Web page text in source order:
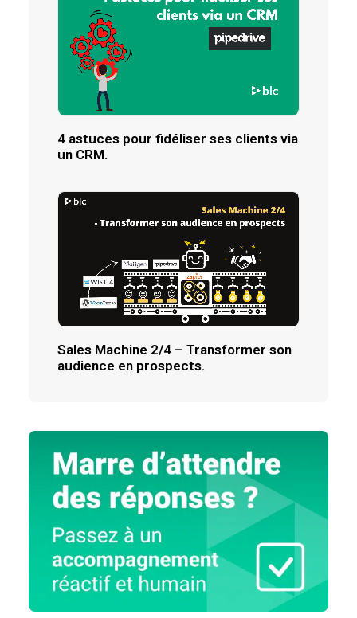
4 astuces pour fidéliser ses clients via
un CRM.
Sales Machine 2/4 – Transformer son
audience en prospects.